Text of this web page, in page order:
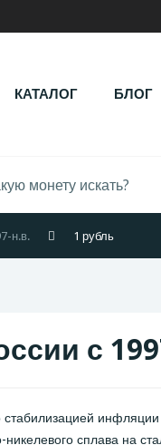
КАТАЛОГ БЛОГ
н.в. 1 рубль
с
стабилизацией
сплава на